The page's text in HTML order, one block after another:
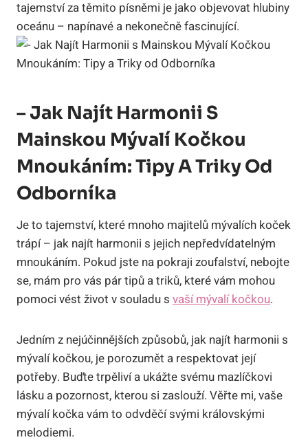
tajemství za těmito písněmi je jako objevovat hlubiny
oceánu – napínavé a nekonečně fascinující.
– Jak Najít Harmonii S
Mainskou Mývalí Kočkou
Mnoukáním: Tipy A Triky Od
Odborníka
Je to tajemství, které mnoho majitelů mývalích koček
trápí – jak najít harmonii s jejich nepředvídatelným
mnoukáním. Pokud jste na pokraji zoufalství, nebojte
se, mám pro vás pár tipů a triků, které vám mohou
pomoci vést život v souladu s vaší mývalí kočkou.
Jedním z nejúčinnějších způsobů, jak najít harmonii s
mývalí kočkou, je porozumět a respektovat její
potřeby. Buďte trpěliví a ukážte svému mazlíčkovi
lásku a pozornost, kterou si zaslouží. Věřte mi, vaše
mývalí kočka vám to odvděčí svými královskými
melodiemi.